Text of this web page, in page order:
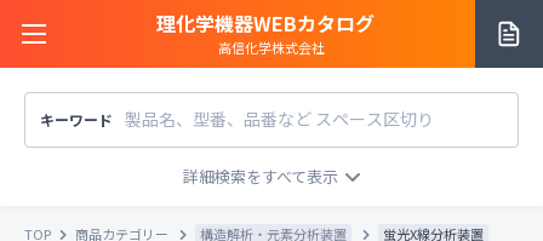
理化学機器WEBカタログ
高信化学株式会社
サイトご利用方法
キーワード
TOP 商品カテゴリー 構造解析・元素分析装置 蛍光X線分析装置